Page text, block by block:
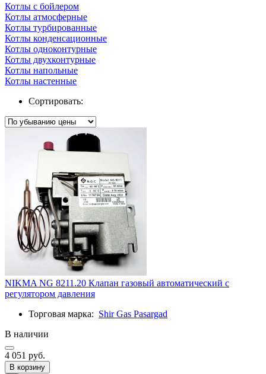
Котлы с бойлером
Котлы атмосферные
Котлы турбированные
Котлы конденсационные
Котлы одноконтурные
Котлы двухконтурные
Котлы напольные
Котлы настенные
Сортировать:
NIKMA NG 8211.20 Клапан газовый автоматический с
регулятором давления
Торговая марка: Shir Gas Pasargad
В наличии
4 051 руб.
В корзину